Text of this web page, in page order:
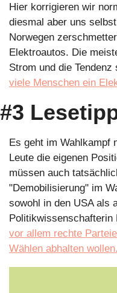
Hier korrigieren wir
diesmal aber uns
Norwegen
Elektroautos. Die
Strom und die
viele Menschen ein
#3
Es geht im Wahlkampf
Leute die eigenen
müssen auch
"Demobilisierung" im
sowohl in den USA als
Politikwissenschafterin
vor allem rechte
Wählen abhalten wollen.